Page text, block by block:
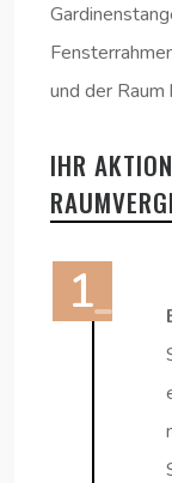
und der Raum
IHR